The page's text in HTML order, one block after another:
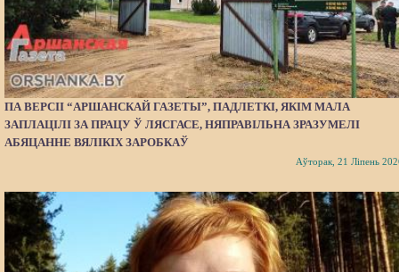
ПА ВЕРСІІ “АРШАНСКАЙ ГАЗЕТЫ”, ПАДЛЕТКІ, ЯКІМ МАЛА
ЗАПЛАЦІЛІ ЗА ПРАЦУ Ў ЛЯСГАСЕ, НЯПРАВІЛЬНА ЗРАЗУМЕЛІ
АБЯЦАННЕ ВЯЛІКІХ ЗАРОБКАЎ
Аўторак, 21 Ліпень